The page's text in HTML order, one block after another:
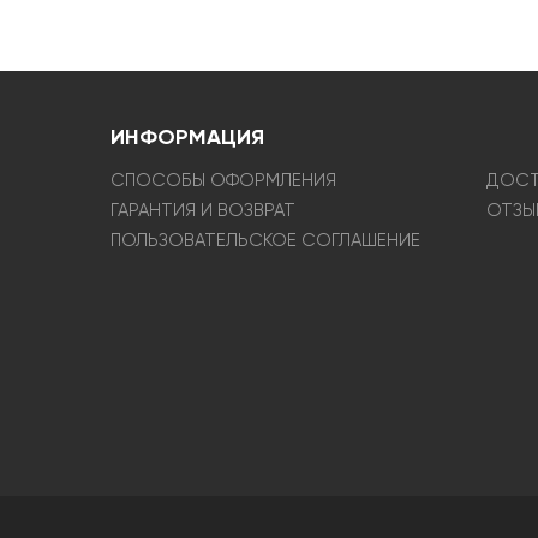
ИНФОРМАЦИЯ
СПОСОБЫ ОФОРМЛЕНИЯ
ГАРАНТИЯ И ВОЗВРАТ
ПОЛЬЗОВАТЕЛЬСКОЕ СОГЛАШЕНИЕ